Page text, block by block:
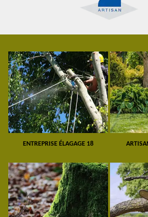
ENTREPRISE ÉLAGAGE 18